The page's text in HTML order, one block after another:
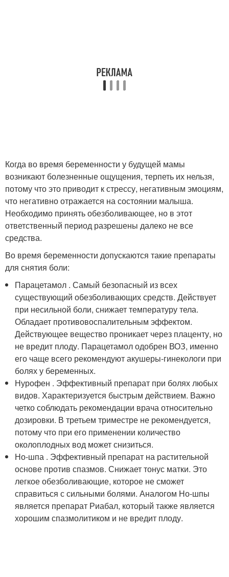
Когда во время беременности у будущей мамы
возникают болезненные ощущения, терпеть их нельзя,
потому что это приводит к стрессу, негативным эмоциям,
что негативно отражается на состоянии малыша.
Необходимо принять обезболивающее, но в этот
ответственный период разрешены далеко не все
средства.
Во время беременности допускаются такие препараты
для снятия боли:
Парацетамол . Самый безопасный из всех
существующий обезболивающих средств. Действует
при несильной боли, снижает температуру тела.
Обладает противовоспалительным эффектом.
Действующее вещество проникает через плаценту, но
не вредит плоду. Парацетамол одобрен ВОЗ, именно
его чаще всего рекомендуют акушеры-гинекологи при
болях у беременных.
Нурофен . Эффективный препарат при болях любых
видов. Характеризуется быстрым действием. Важно
четко соблюдать рекомендации врача относительно
дозировки. В третьем триместре не рекомендуется,
потому что при его применении количество
околоплодных вод может снизиться.
Но-шпа . Эффективный препарат на растительной
основе против спазмов. Снижает тонус матки. Это
легкое обезболивающие, которое не сможет
справиться с сильными болями. Аналогом Но-шпы
является препарат Риабал, который также является
хорошим спазмолитиком и не вредит плоду.